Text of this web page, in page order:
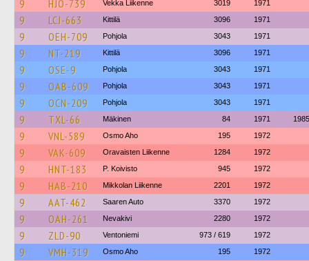
9 HJO-739 Vekka Liikenne 3019 1971
9 LCJ-663 Kittilä 3096 1971
9 OEH-709 Pohjola 3043 1971
9 NT-219 Kittilä 3096 1971
9 OSE-9 Pohjola 3043 1971
9 OAB-609 Pohjola 3043 1971
9 OCN-209 Pohjola 3043 1971
9 TXL-66 Mäkinen 84 1971 1985
9 VNL-589 Osmo Aho 195 1972
9 VAK-609 Oravaisten Liikenne 1284 1972
9 HNT-183 P. Koivisto 945 1972
9 HAB-210 Mikkolan Liikenne 2201 1972
9 AAT-462 Saaren Auto 3370 1972
9 OAH-261 Nevakivi 2280 1972
9 ZLD-90 Ventoniemi 973 / 619 1972
9 VMH-319 Osmo Aho 195 1972